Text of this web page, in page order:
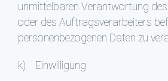
unmittelbaren Verantwortung
oder des Auftragsverarbeiters
personenbezogenen Daten zu
k) Einwilligung